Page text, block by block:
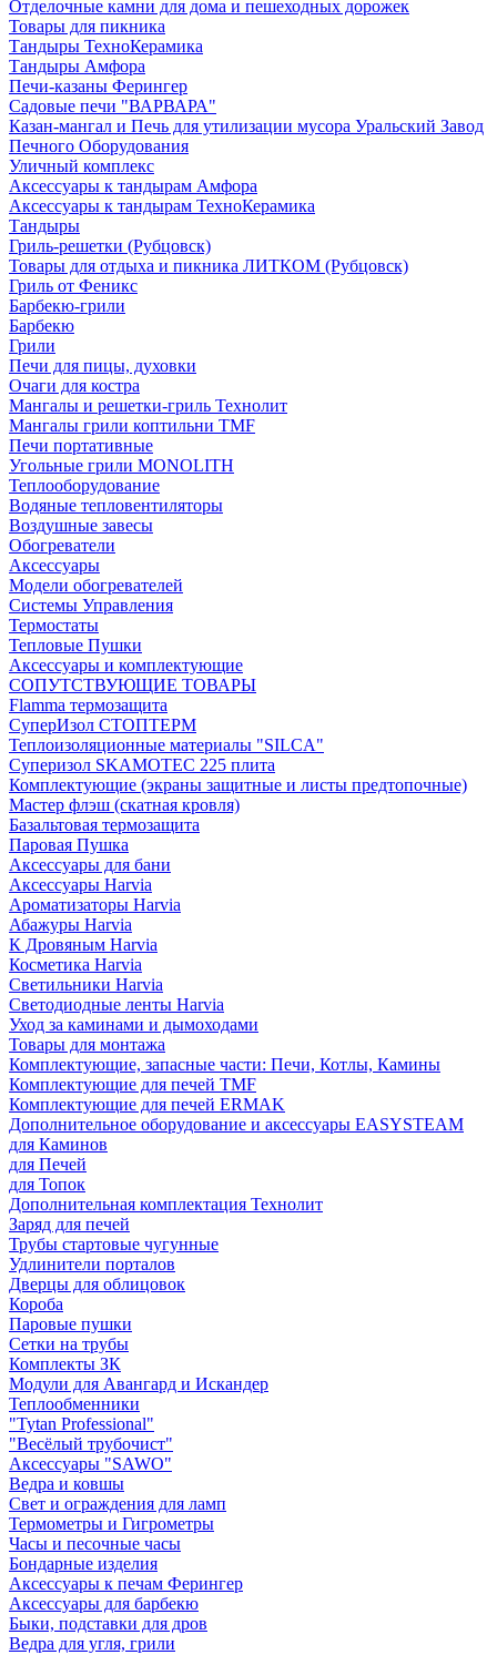
Отделочные камни для дома и пешеходных дорожек
Товары для пикника
Тандыры ТехноКерамика
Тандыры Амфора
Печи-казаны Ферингер
Садовые печи "ВАРВАРА"
Казан-мангал и Печь для утилизации мусора Уральский Завод
Печного Оборудования
Уличный комплекс
Аксессуары к тандырам Амфора
Аксессуары к тандырам ТехноКерамика
Тандыры
Гриль-решетки (Рубцовск)
Товары для отдыха и пикника ЛИТКОМ (Рубцовск)
Гриль от Феникс
Барбекю-грили
Барбекю
Грили
Печи для пицы, духовки
Очаги для костра
Мангалы и решетки-гриль Технолит
Мангалы грили коптильни TMF
Печи портативные
Угольные грили MONOLITH
Теплооборудование
Водяные тепловентиляторы
Воздушные завесы
Обогреватели
Аксессуары
Модели обогревателей
Системы Управления
Термостаты
Тепловые Пушки
Аксессуары и комплектующие
СОПУТСТВУЮЩИЕ ТОВАРЫ
Flamma термозащита
СуперИзол СТОПТЕРМ
Теплоизоляционные материалы "SILCA"
Суперизол SKAMOTEC 225 плита
Комплектующие (экраны защитные и листы предтопочные)
Мастер флэш (скатная кровля)
Базальтовая термозащита
Паровая Пушка
Аксессуары для бани
Аксессуары Harvia
Ароматизаторы Harvia
Абажуры Harvia
К Дровяным Harvia
Косметика Harvia
Светильники Harvia
Светодиодные ленты Harvia
Уход за каминами и дымоходами
Товары для монтажа
Комплектующие, запасные части: Печи, Котлы, Камины
Комплектующие для печей TMF
Комплектующие для печей ERMAK
Дополнительное оборудование и аксессуары EASYSTEAM
для Каминов
для Печей
для Топок
Дополнительная комплектация Технолит
Заряд для печей
Трубы стартовые чугунные
Удлинители порталов
Дверцы для облицовок
Короба
Паровые пушки
Сетки на трубы
Комплекты ЗК
Модули для Авангард и Искандер
Теплообменники
"Tytan Professional"
"Весёлый трубочист"
Аксессуары "SAWO"
Ведра и ковшы
Свет и ограждения для ламп
Термометры и Гигрометры
Часы и песочные часы
Бондарные изделия
Аксессуары к печам Ферингер
Аксессуары для барбекю
Быки, подставки для дров
Ведра для угля, грили